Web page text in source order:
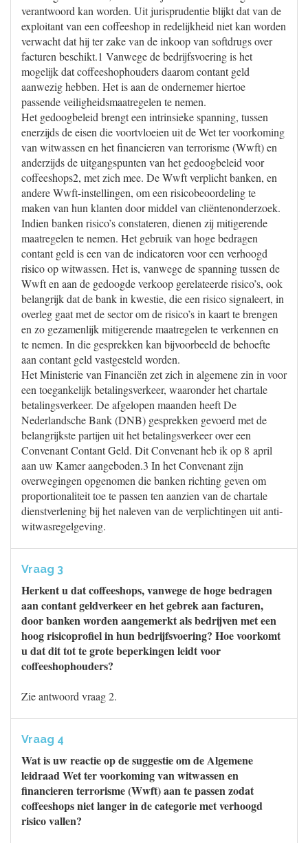
verantwoord kan worden. Uit jurisprudentie blijkt dat van de
exploitant van een coffeeshop in redelijkheid niet kan worden
verwacht dat hij ter zake van de inkoop van softdrugs over
facturen beschikt.1 Vanwege de bedrijfsvoering is het
mogelijk dat coffeeshophouders daarom contant geld
aanwezig hebben. Het is aan de ondernemer hiertoe
passende veiligheidsmaatregelen te nemen.
Het gedoogbeleid brengt een intrinsieke spanning, tussen
enerzijds de eisen die voortvloeien uit de Wet ter voorkoming
van witwassen en het financieren van terrorisme (Wwft) en
anderzijds de uitgangspunten van het gedoogbeleid voor
coffeeshops2, met zich mee. De Wwft verplicht banken, en
andere Wwft-instellingen, om een risicobeoordeling te
maken van hun klanten door middel van cliëntenonderzoek.
Indien banken risico’s constateren, dienen zij mitigerende
maatregelen te nemen. Het gebruik van hoge bedragen
contant geld is een van de indicatoren voor een verhoogd
risico op witwassen. Het is, vanwege de spanning tussen de
Wwft en aan de gedoogde verkoop gerelateerde risico’s, ook
belangrijk dat de bank in kwestie, die een risico signaleert, in
overleg gaat met de sector om de risico’s in kaart te brengen
en zo gezamenlijk mitigerende maatregelen te verkennen en
te nemen. In die gesprekken kan bijvoorbeeld de behoefte
aan contant geld vastgesteld worden.
Het Ministerie van Financiën zet zich in algemene zin in voor
een toegankelijk betalingsverkeer, waaronder het chartale
betalingsverkeer. De afgelopen maanden heeft De
Nederlandsche Bank (DNB) gesprekken gevoerd met de
belangrijkste partijen uit het betalingsverkeer over een
Convenant Contant Geld. Dit Convenant heb ik op 8 april
aan uw Kamer aangeboden.3 In het Convenant zijn
overwegingen opgenomen die banken richting geven om
proportionaliteit toe te passen ten aanzien van de chartale
dienstverlening bij het naleven van de verplichtingen uit anti-
witwasregelgeving.
Vraag 3
Herkent u dat coffeeshops, vanwege de hoge bedragen
aan contant geldverkeer en het gebrek aan facturen,
door banken worden aangemerkt als bedrijven met een
hoog risicoprofiel in hun bedrijfsvoering? Hoe voorkomt
u dat dit tot te grote beperkingen leidt voor
coffeeshophouders?
Zie antwoord vraag 2.
Vraag 4
Wat is uw reactie op de suggestie om de Algemene
leidraad Wet ter voorkoming van witwassen en
financieren terrorisme (Wwft) aan te passen zodat
coffeeshops niet langer in de categorie met verhoogd
risico vallen?